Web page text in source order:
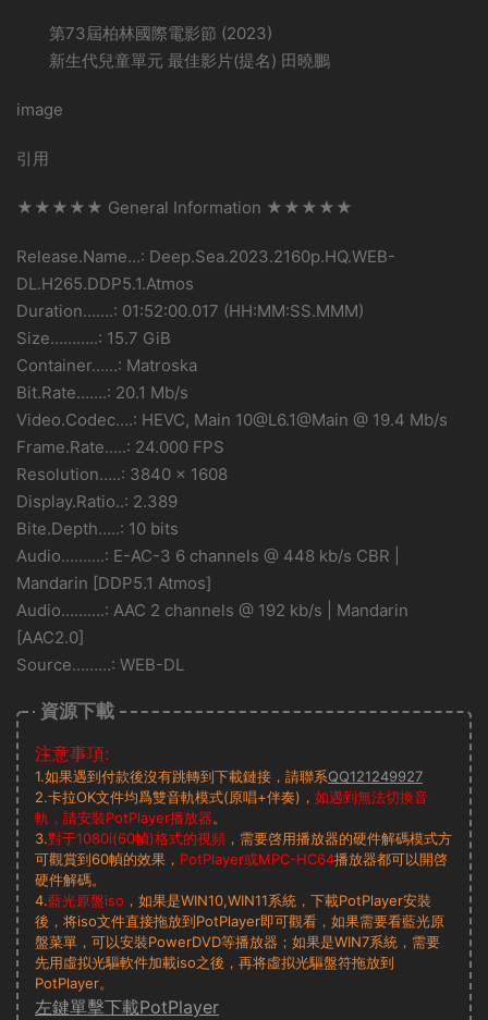
第73屆柏林國際電影節 (2023)
新生代兒童單元 最佳影片(提名) 田曉鵬
image
引用
★★★★★ General Information ★★★★★
Release.Name…: Deep.Sea.2023.2160p.HQ.WEB-
DL.H265.DDP5.1.Atmos
Duration…….: 01:52:00.017 (HH:MM:SS.MMM)
Size………..: 15.7 GiB
Container……: Matroska
Bit.Rate…….: 20.1 Mb/s
Video.Codec….: HEVC, Main 10@L6.1@Main @ 19.4 Mb/s
Frame.Rate…..: 24.000 FPS
Resolution…..: 3840 x 1608
Display.Ratio..: 2.389
Bite.Depth…..: 10 bits
Audio……….: E-AC-3 6 channels @ 448 kb/s CBR |
Mandarin [DDP5.1 Atmos]
Audio……….: AAC 2 channels @ 192 kb/s | Mandarin
[AAC2.0]
Source………: WEB-DL
資源下載
注意事項:
1.如果遇到付款後沒有跳轉到下載鏈接，請聯系QQ121249927
2.卡拉OK文件均爲雙音軌模式(原唱+伴奏)， 如遇到無法切換音
軌，請安裝PotPlayer播放器。
3.對于1080i(60幀)格式的視頻 ，需要啓用播放器的硬件解碼模式方
可觀賞到60幀的效果， PotPlayer或MPC-HC64播放器都可以開啓
硬件解碼。
4.藍光原盤iso ，如果是WIN10,WIN11系統，下載PotPlayer安裝
後，将iso文件直接拖放到PotPlayer即可觀看，如果需要看藍光原
盤菜單，可以安裝PowerDVD等播放器；如果是WIN7系統，需要
先用虛拟光驅軟件加載iso之後，再将虛拟光驅盤符拖放到
PotPlayer。
左鍵單擊下載PotPlayer